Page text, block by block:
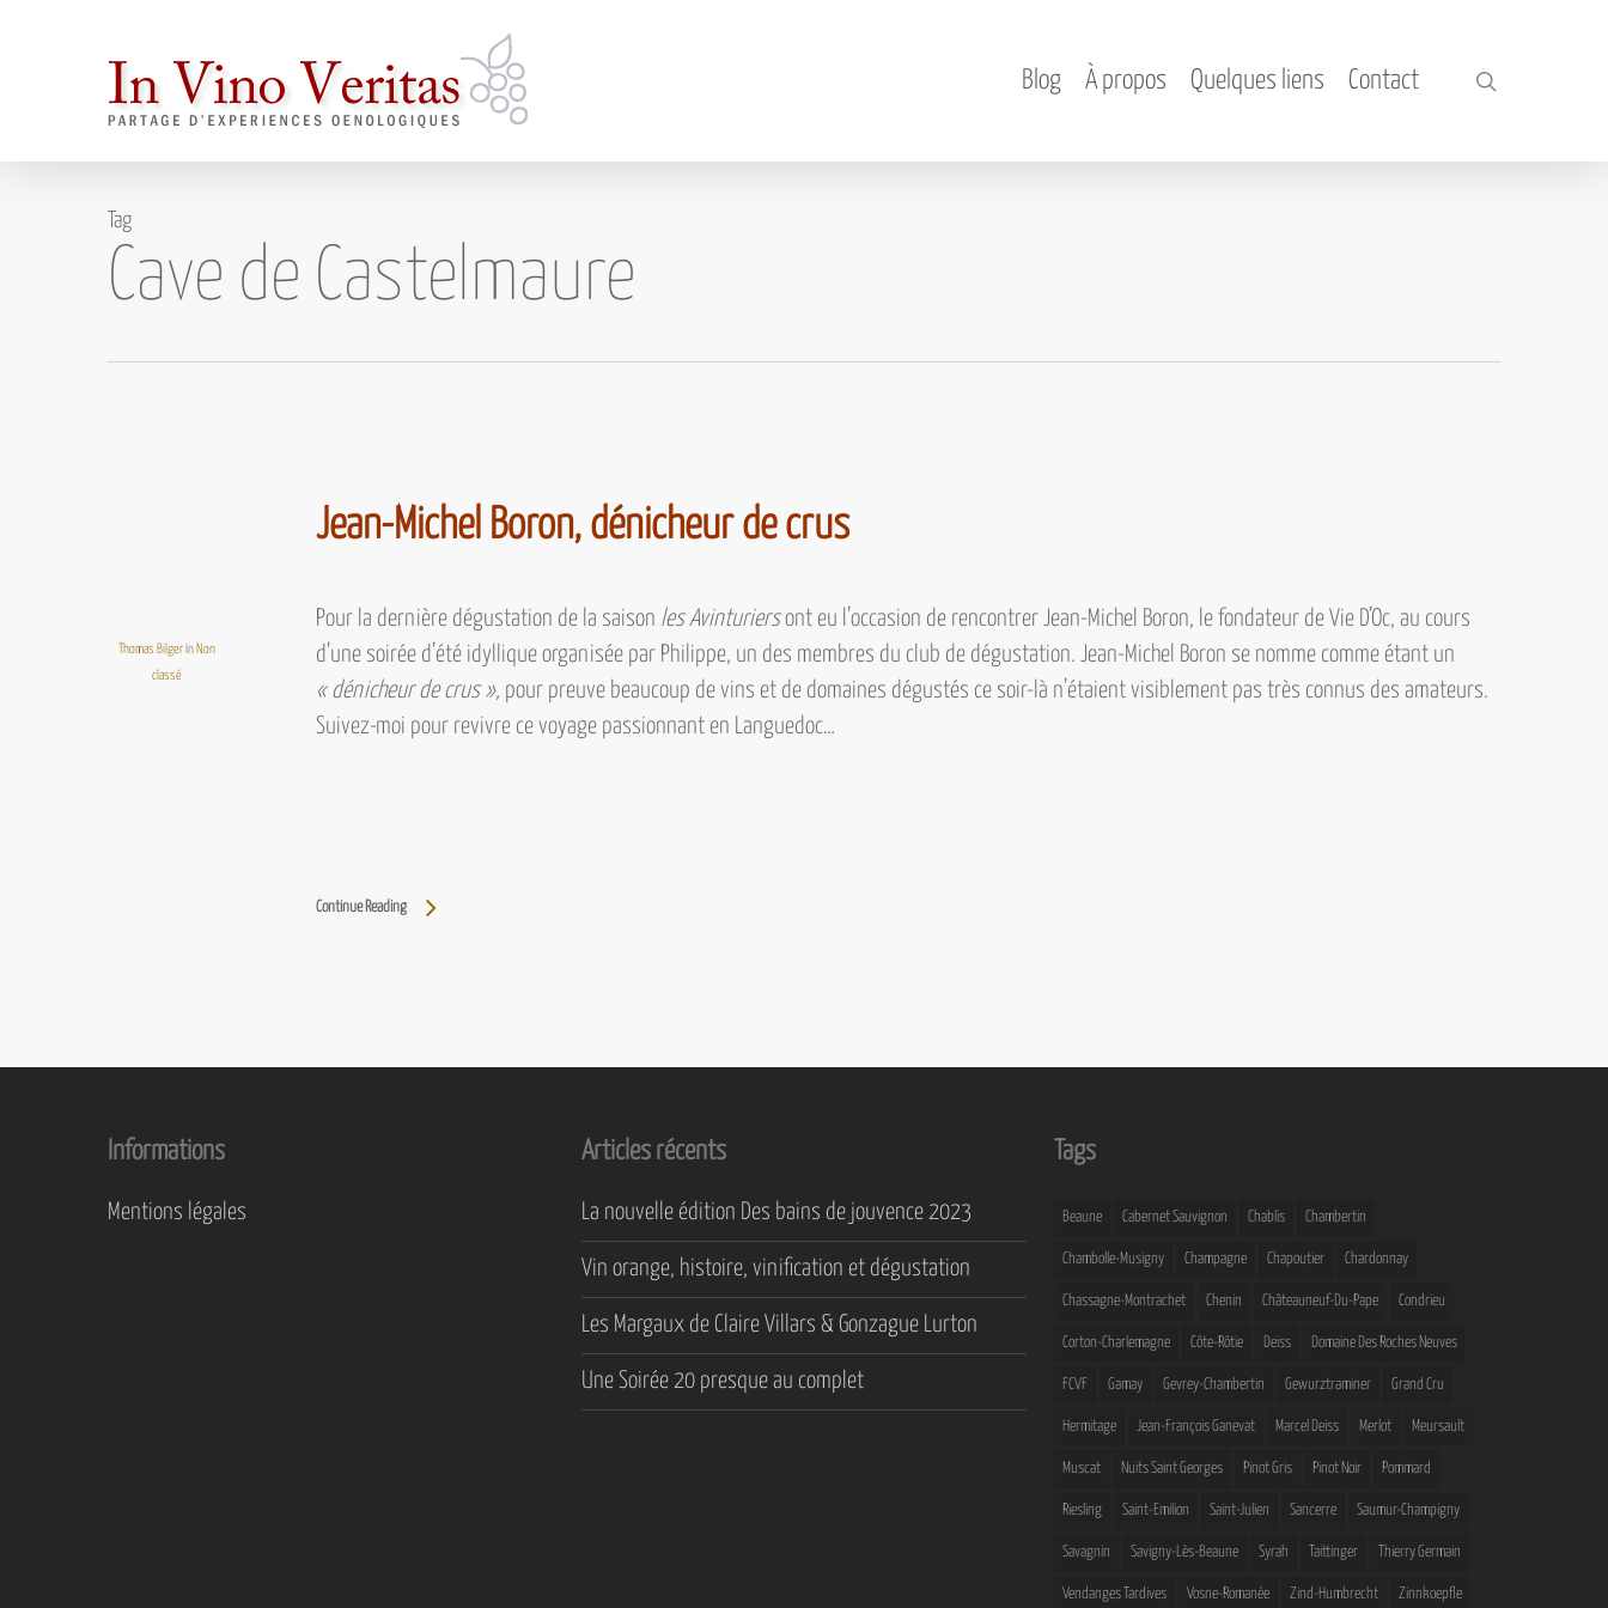
Blog À propos Quelques liens Contact
Tag
Cave de Castelmaure
Thomas Bilger In Non
classé
Jean-Michel Boron, dénicheur de crus
Pour la dernière dégustation de la saison les Avinturiersont eu l’occasion de rencontrer Jean-Michel Boron, le fondateur de Vie D’Oc, au cours
d’une soirée d’été idyllique organisée par Philippe, un des membres du club de dégustation. Jean-Michel Boron se nomme comme étant un
« dénicheur de crus », pour preuve beaucoup de vins et de domaines dégustés ce soir-là n’étaient visiblement pas très connus des amateurs.
Suivez-moi pour revivre ce voyage passionnant en Languedoc…
Continue Reading
Informations
Mentions légales
Articles récents
La nouvelle édition Des bains de jouvence 2023
Vin orange, histoire, vinification et dégustation
Les Margaux de Claire Villars & Gonzague Lurton
Une Soirée 20 presque au complet
Tags
Beaune Cabernet Sauvignon Chablis Chambertin
Chambolle-Musigny Champagne Chapoutier Chardonnay
Chassagne-Montrachet Chenin Châteauneuf-Du-Pape Condrieu
Corton-Charlemagne Côte-Rôtie Deiss Domaine Des Roches Neuves
FCVF Gamay Gevrey-Chambertin Gewurztraminer Grand Cru
Hermitage Jean-François Ganevat Marcel Deiss Merlot Meursault
Muscat Nuits Saint Georges Pinot Gris Pinot Noir Pommard
Riesling Saint-Emilion Saint-Julien Sancerre Saumur-Champigny
Savagnin Savigny-Lès-Beaune Syrah Taittinger Thierry Germain
Vendanges Tardives Vosne-Romanée Zind-Humbrecht Zinnkoepfle